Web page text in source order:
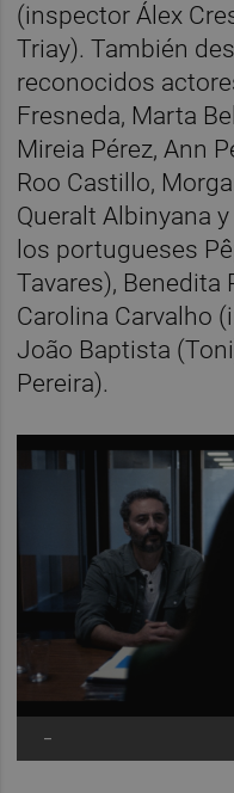
(inspector Álex
Triay). También
reconocidos
Fresneda, Marta
Mireia Pérez, Ann
Roo Castillo,
Queralt Albinyana
los portugueses
Tavares), Benedita
Carolina Carvalho
João Baptista
Pereira).
-